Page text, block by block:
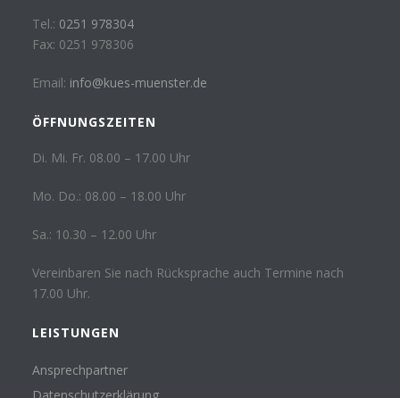
Tel.: 0251 978304
Fax: 0251 978306
Email: info@kues-muenster.de
ÖFFNUNGSZEITEN
Di. Mi. Fr. 08.00 – 17.00 Uhr
Mo. Do.: 08.00 – 18.00 Uhr
Sa.: 10.30 – 12.00 Uhr
Vereinbaren Sie nach Rücksprache auch Termine nach
17.00 Uhr.
LEISTUNGEN
Ansprechpartner